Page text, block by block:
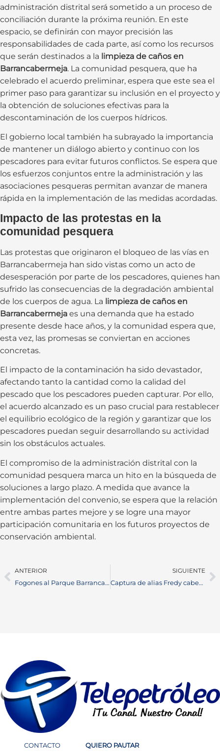
administración distrital será sometido a un proceso de
conciliación durante la próxima reunión. En este
espacio, se definirán con mayor precisión las
responsabilidades de cada parte, así como los recursos
que serán destinados a la limpieza de caños en
Barrancabermeja. La comunidad pesquera, que ha
celebrado el acuerdo preliminar, espera que este sea el
primer paso para garantizar su inclusión en el proyecto y
la obtención de soluciones efectivas para la
descontaminación de los cuerpos hídricos.
El gobierno local también ha subrayado la importancia
de mantener un diálogo abierto y continuo con los
pescadores para evitar futuros conflictos. Se espera que
los esfuerzos conjuntos entre la administración y las
asociaciones pesqueras permitan avanzar de manera
rápida en la implementación de las medidas acordadas.
Impacto de las protestas en la
comunidad pesquera
Las protestas que originaron el bloqueo de las vías en
Barrancabermeja han sido vistas como un acto de
desesperación por parte de los pescadores, quienes han
sufrido las consecuencias de la degradación ambiental
de los cuerpos de agua. La limpieza de caños en
Barrancabermeja es una demanda que ha estado
presente desde hace años, y la comunidad espera que,
esta vez, las promesas se conviertan en acciones
concretas.
El impacto de la contaminación ha sido devastador,
afectando tanto la cantidad como la calidad del
pescado que los pescadores pueden capturar. Por ello,
el acuerdo alcanzado es un paso crucial para restablecer
el equilibrio ecológico de la región y garantizar que los
pescadores puedan seguir desarrollando su actividad
sin los obstáculos actuales.
El compromiso de la administración distrital con la
comunidad pesquera marca un hito en la búsqueda de
soluciones a largo plazo. A medida que avance la
implementación del convenio, se espera que la relación
entre ambas partes mejore y se logre una mayor
participación comunitaria en los futuros proyectos de
conservación ambiental.
ANTERIOR
Fogones al Parque Barrancabermeja: Un Encuentro Gastronómico y Cultural
SIGUIENTE
Captura de alias Fredy cabecilla del Clan del Golfo, en Puerto Wilches
CONTACTO QUIERO PAUTAR